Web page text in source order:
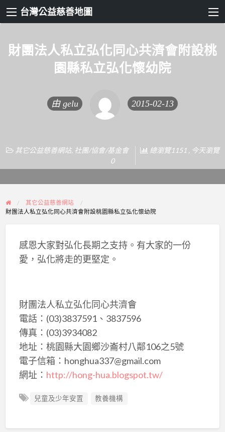
台灣公益慈善地圖
財團法人私立弘化同心共濟會附設桃
園縣私立弘化懷幼院
由 gelu 2015-02-13
其它公益慈善網站, 社團/協會/基金會
總瀏覽1151 , 今天瀏覽
0
其它公益慈善網站
財團法人私立弘化同心共濟會附設桃園縣私立弘化懷幼院
感恩大家對弘化長期之支持。有大家的一份
愛，弘化將走的更堅定。
財團法人私立弘化同心共濟會
電話：(03)3837591、3837596
傳真：(03)3934082
地址：桃園縣大園鄉沙崙村八鄰106之5號
電子信箱：honghua337@gmail.com
網址： http://hong-hua.blogspot.tw/
兒童及少年安置 教養機構